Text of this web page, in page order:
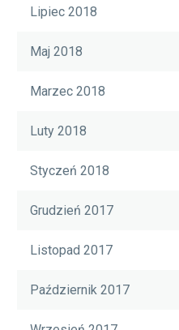
Lipiec 2018
Maj 2018
Marzec 2018
Luty 2018
Styczeń 2018
Grudzień 2017
Listopad 2017
Październik 2017